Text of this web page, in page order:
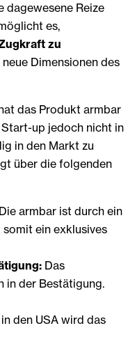
dagewesene Reize
es,
zu
Dimensionen des
das Produkt armbar
up jedoch nicht in
in den Markt zu
über die folgenden
Die armbar ist durch ein
ein exklusives
Das
in der Bestätigung.
den USA wird das